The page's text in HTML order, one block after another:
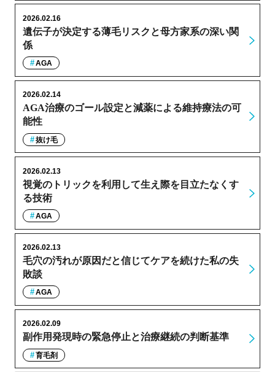
遺伝子が決定する薄毛リスクと母方家系の深い関
係
2026.02.16
AGA
AGA治療のゴール設定と減薬による維持療法の可
能性
2026.02.14
抜け毛
視覚のトリックを利用して生え際を目立たなくす
る技術
2026.02.13
AGA
毛穴の汚れが原因だと信じてケアを続けた私の失
敗談
2026.02.13
AGA
副作用発現時の緊急停止と治療継続の判断基準
2026.02.09
育毛剤